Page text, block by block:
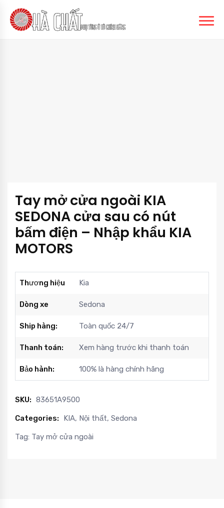
Tay mở cửa ngoài KIA
SEDONA cửa sau có nút
bấm điện – Nhập khẩu KIA
MOTORS
Thương hiệu Kia
Dòng xe Sedona
Ship hàng: Toàn quốc 24/7
Thanh toán: Xem hàng trước khi thanh toán
Bảo hành: 100% là hàng chính hãng
SKU: 83651A9500
Categories: KIA, Nội thất, Sedona
Tag: Tay mở cửa ngoài